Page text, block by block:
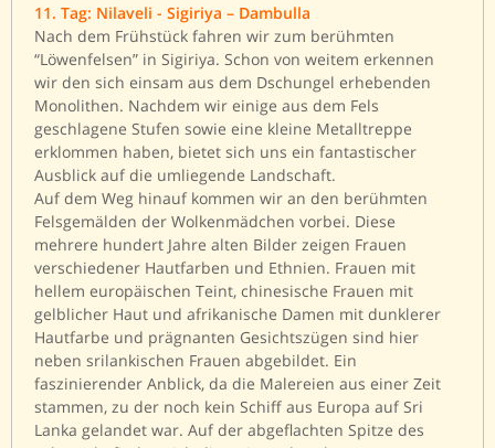
11. Tag: Nilaveli - Sigiriya – Dambulla
Nach dem Frühstück fahren wir zum berühmten
“Löwenfelsen” in Sigiriya. Schon von weitem erkennen
wir den sich einsam aus dem Dschungel erhebenden
Monolithen. Nachdem wir einige aus dem Fels
geschlagene Stufen sowie eine kleine Metalltreppe
erklommen haben, bietet sich uns ein fantastischer
Ausblick auf die umliegende Landschaft.
Auf dem Weg hinauf kommen wir an den berühmten
Felsgemälden der Wolkenmädchen vorbei. Diese
mehrere hundert Jahre alten Bilder zeigen Frauen
verschiedener Hautfarben und Ethnien. Frauen mit
hellem europäischen Teint, chinesische Frauen mit
gelblicher Haut und afrikanische Damen mit dunklerer
Hautfarbe und prägnanten Gesichtszügen sind hier
neben srilankischen Frauen abgebildet. Ein
faszinierender Anblick, da die Malereien aus einer Zeit
stammen, zu der noch kein Schiff aus Europa auf Sri
Lanka gelandet war. Auf der abgeflachten Spitze des